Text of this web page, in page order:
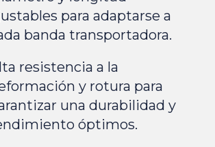
para adaptarse a
banda transportadora.
resistencia a la
y rotura para
una durabilidad y
óptimos.